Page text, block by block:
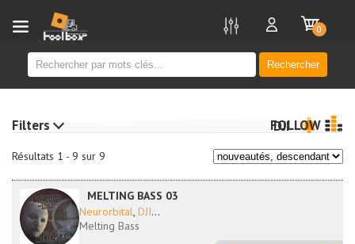
Rechercher
0
Résultats 1 - 9 sur 9
DJI
FOLLOW
MELTING BASS 03
Neurorbital, DJI...
Melting Bass
Filters